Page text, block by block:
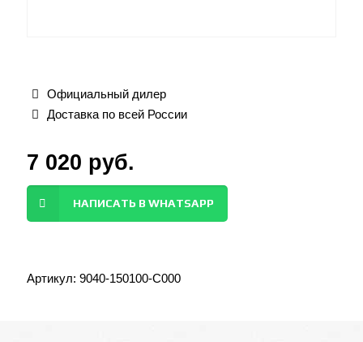
Официальный дилер
Доставка по всей России
7 020 руб.
НАПИСАТЬ В WHATSAPP
Артикул: 9040-150100-C000